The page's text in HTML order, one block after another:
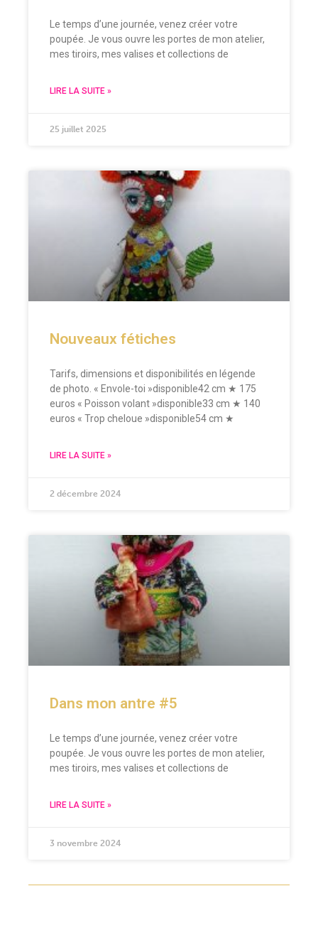
Le temps d’une journée, venez créer votre
poupée. Je vous ouvre les portes de mon atelier,
mes tiroirs, mes valises et collections de
LIRE LA SUITE »
25 juillet 2025
Nouveaux fétiches
Tarifs, dimensions et disponibilités en légende
de photo. « Envole-toi »disponible42 cm ★ 175
euros « Poisson volant »disponible33 cm ★ 140
euros « Trop cheloue »disponible54 cm ★
LIRE LA SUITE »
2 décembre 2024
Dans mon antre #5
Le temps d’une journée, venez créer votre
poupée. Je vous ouvre les portes de mon atelier,
mes tiroirs, mes valises et collections de
LIRE LA SUITE »
3 novembre 2024